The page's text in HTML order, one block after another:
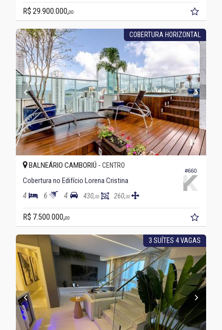
R$ 29.900.000,00
COBERTURA HORIZONTAL
#660
BALNEÁRIO CAMBORIÚ - CENTRO
Cobertura no Edifício Lorena Cristina
4 6 4 430,00 260,00
R$ 7.500.000,00
3 SUÍTES 4 VAGAS